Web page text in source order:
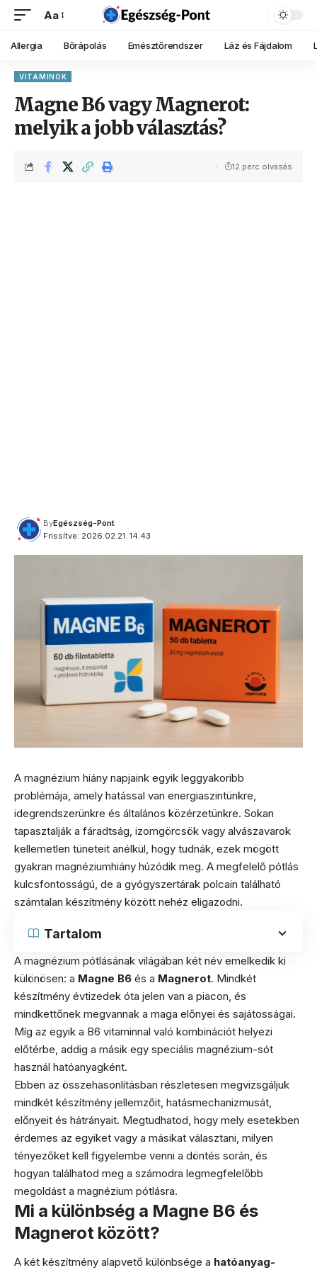
Aa
Allergia Bőrápolás Emésztőrendszer Láz és Fájdalom
VITAMINOK
Magne B6 vagy Magnerot:
melyik a jobb választás?
Frissítve: 2026.02.21. 14:43
ByEgészség-Pont
12 perc olvasás
A magnézium hiány napjaink egyik leggyakoribb
problémája, amely hatással van energiaszintünkre,
idegrendszerünkre és általános közérzetünkre. Sokan
tapasztalják a fáradtság, izomgörcsök vagy alvászavarok
kellemetlen tüneteit anélkül, hogy tudnák, ezek mögött
gyakran magnéziumhiány húzódik meg. A megfelelő pótlás
kulcsfontosságú, de a gyógyszertárak polcain található
számtalan készítmény között nehéz eligazodni.
Tartalom
A magnézium pótlásának világában két név emelkedik ki
különösen: a Magne B6 és a Magnerot. Mindkét
készítmény évtizedek óta jelen van a piacon, és
mindkettőnek megvannak a maga előnyei és sajátosságai.
Míg az egyik a B6 vitaminnal való kombinációt helyezi
előtérbe, addig a másik egy speciális magnézium-sót
használ hatóanyagként.
Ebben az összehasonlításban részletesen megvizsgáljuk
mindkét készítmény jellemzőit, hatásmechanizmusát,
előnyeit és hátrányait. Megtudhatod, hogy mely esetekben
érdemes az egyiket vagy a másikat választani, milyen
tényezőket kell figyelembe venni a döntés során, és
hogyan találhatod meg a számodra legmegfelelőbb
megoldást a magnézium pótlásra.
Mi a különbség a Magne B6 és
Magnerot között?
A két készítmény alapvető különbsége a hatóanyag-